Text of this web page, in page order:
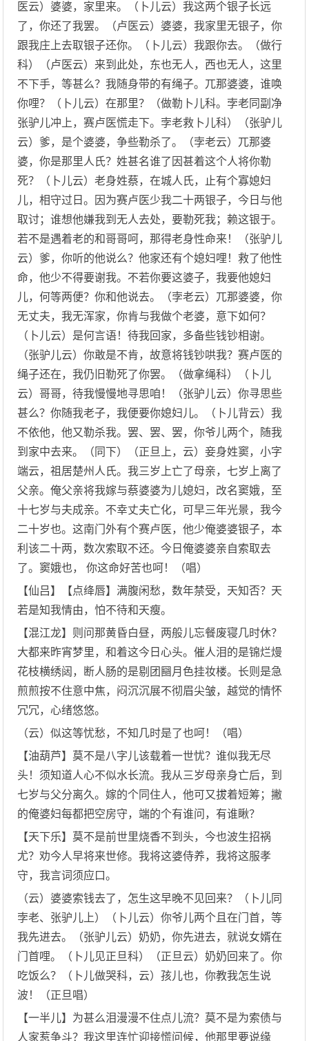
医云）婆婆，家里来。（卜儿云）我这两个银子长远
了，你还了我罢。（卢医云）婆婆，我家里无银子，你
跟我庄上去取银子还你。（卜儿云）我跟你去。（做行
科）（卢医云）来到此处，东也无人，西也无人，这里
不下手，等甚么？我随身带的有绳子。兀那婆婆，谁唤
你哩？（卜儿云）在那里？（做勒卜儿科。孛老同副净
张驴儿冲上，赛卢医慌走下。孛老救卜儿科）（张驴儿
云）爹，是个婆婆，争些勒杀了。（孛老云）兀那婆
婆，你是那里人氏？姓甚名谁了因甚着这个人将你勒
死？（卜儿云）老身姓蔡，在城人氏，止有个寡媳妇
儿，相守过日。因为赛卢医少我二十两银子，今日与他
取讨；谁想他嫌我到无人去处，要勒死我；赖这银于。
若不是遇着老的和哥哥呵，那得老身性命来！（张驴儿
云）爹，你听的他说么？他家还有个媳妇哩！救了他性
命，他少不得要谢我。不若你要这婆子，我要他媳妇
儿，何等两便？你和他说去。（孛老云）兀那婆婆，你
无丈夫，我无浑家，你肯与我做个老婆，意下如何？
（卜儿云）是何言语！待我回家，多备些钱钞相谢。
（张驴儿云）你敢是不肯，故意将钱钞哄我？赛卢医的
绳子还在，我仍旧勒死了你罢。（做拿绳科）（卜儿
云）哥哥，待我慢慢地寻思咱！（张驴儿云）你寻思些
甚么？你随我老子，我便要你媳妇儿。（卜儿背云）我
不依他，他又勒杀我。罢、罢、罢，你爷儿两个，随我
到家中去来。（同下）（正旦上，云）妾身姓窦，小字
端云，祖居楚州人氏。我三岁上亡了母亲，七岁上离了
父亲。俺父亲将我嫁与蔡婆婆为儿媳妇，改名窦娥，至
十七岁与夫成亲。不幸丈夫亡化，可早三年光景，我今
二十岁也。这南门外有个赛卢医，他少俺婆婆银子，本
利该二十两，数次索取不还。今日俺婆婆亲自索取去
了。窦娥也， 你这命好苦也呵！（唱）
【仙吕】【点绛唇】满腹闲愁，数年禁受，天知否？天
若是知我情由，怕不待和天瘦。
【混江龙】则问那黄昏白昼，两般儿忘餐废寝几时休？
大都来昨宵梦里，和着这今日心头。催人泪的是锦烂熳
花枝横绣闼，断人肠的是剔团圝月色挂妆楼。长则是急
煎煎按不住意中焦，闷沉沉展不彻眉尖皱，越觉的情怀
冗冗，心绪悠悠。
（云）似这等忧愁，不知几时是了也呵！（唱）
【油葫芦】莫不是八字儿该载着一世忧？谁似我无尽
头！须知道人心不似水长流。我从三岁母亲身亡后，到
七岁与父分离久。嫁的个同住人，他可又拔着短筹；撇
的俺婆妇每都把空房守，端的个有谁问，有谁瞅？
【天下乐】莫不是前世里烧香不到头，今也波生招祸
尤？劝今人早将来世修。我将这婆侍养，我将这服孝
守，我言词须应口。
（云）婆婆索钱去了，怎生这早晚不见回来？（卜儿同
孛老、张驴儿上）（卜儿云）你爷儿两个且在门首，等
我先进去。（张驴儿云）奶奶，你先进去，就说女婿在
门首哩。（卜儿见正旦科）（正旦云）奶奶回来了。你
吃饭么？（卜儿做哭科，云）孩儿也，你教我怎生说
波！（正旦唱）
【一半儿】为甚么泪漫漫不住点儿流？莫不是为索债与
人家惹争斗？我这里连忙迎接慌问候，他那里要说缘